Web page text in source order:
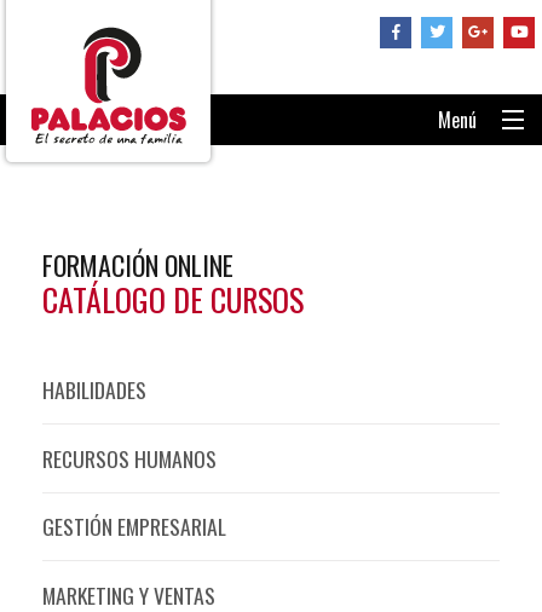
Menú
RECUPERAR CONTRASEÑA
CATÁLOGO DE CURSOS
FORMACIÓN ONLINE
HABILIDADES
RECURSOS HUMANOS
GESTIÓN EMPRESARIAL
MARKETING Y VENTAS